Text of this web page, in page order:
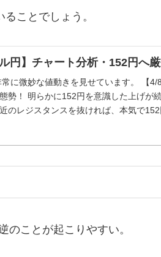
ことでしょう。
円】チャート分析・152円へ厳
に微妙な値動きを見せています。 【4/
勢！ 明らかに152円を意識した上げが
のレジスタンスを抜ければ、本気で152
のことが起こりやすい。